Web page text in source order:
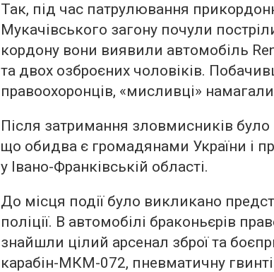
Так, під час патрулювання
Мукачівського загону почули
кордону вони виявили автомобіль
та двох озброєних чоловіків.
правоохоронців, «мисливці»
Після затримання зловмисників було
що обидва є громадянами України і
у Івано-Франківській області.
До місця події було викликано
поліції. В автомобілі браконьєрів
знайшли цілий арсенал зброї та
карабін-МКМ-072, пневматичну